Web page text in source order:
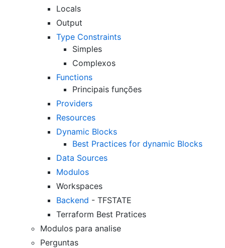
Locals
Output
Type Constraints
Simples
Complexos
Functions
Principais funções
Providers
Resources
Dynamic Blocks
Best Practices for dynamic Blocks
Data Sources
Modulos
Workspaces
Backend - TFSTATE
Terraform Best Pratices
Modulos para analise
Perguntas